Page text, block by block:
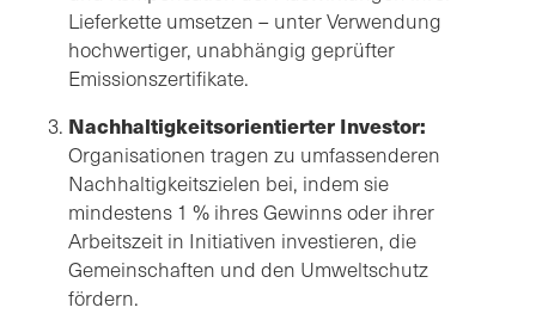
Lieferkette umsetzen – unter Verwendung
hochwertiger, unabhängig geprüfter
Emissionszertifikate.
Nachhaltigkeitsorientierter Investor:
Organisationen tragen zu umfassenderen
Nachhaltigkeitszielen bei, indem sie
mindestens 1 % ihres Gewinns oder ihrer
Arbeitszeit in Initiativen investieren, die
Gemeinschaften und den Umweltschutz
fördern.